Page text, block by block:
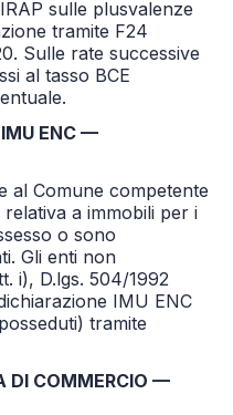
sulle plusvalenze
tramite F24
Sulle rate successive
al tasso BCE
IMU ENC —
al Comune competente
a immobili per i
o sono
Gli enti non
i), D.lgs. 504/1992
IMU ENC
tramite
DI COMMERCIO —